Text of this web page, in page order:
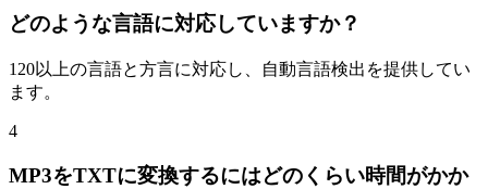
どのような言語に対応していますか？
120以上の言語と方言に対応し、自動言語検出を提供してい
ます。
4
MP3をTXTに変換するにはどのくらい時間がかか